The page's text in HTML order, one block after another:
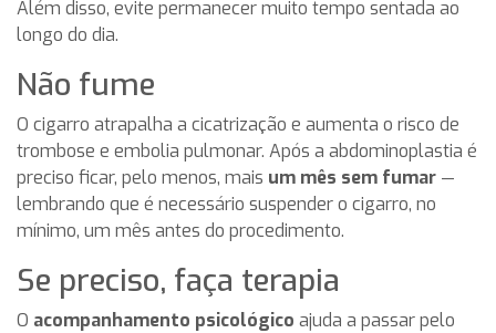
Além disso, evite permanecer muito tempo sentada ao
longo do dia.
Não fume
O cigarro atrapalha a cicatrização e aumenta o risco de
trombose e embolia pulmonar. Após a abdominoplastia é
preciso ficar, pelo menos, mais um mês sem fumar —
lembrando que é necessário suspender o cigarro, no
mínimo, um mês antes do procedimento.
Se preciso, faça terapia
O acompanhamento psicológico ajuda a passar pelo